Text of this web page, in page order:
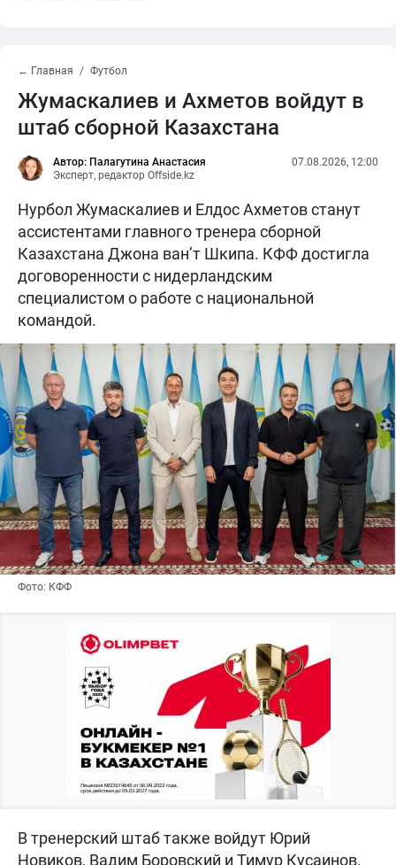
← Главная Футбол
Жумаскалиев и Ахметов войдут в
штаб сборной Казахстана
Автор: Палагутина Анастасия
Эксперт, редактор Offside.kz
07.08.2026, 12:00
Нурбол Жумаскалиев и Елдос Ахметов станут
ассистентами главного тренера сборной
Казахстана Джона ван’т Шкипа. КФФ достигла
договоренности с нидерландским
специалистом о работе с национальной
командой.
Фото: КФФ
В тренерский штаб также войдут Юрий
Новиков, Вадим Боровский и Тимур Кусаинов.